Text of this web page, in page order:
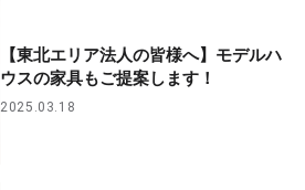
【東北エリア法人の皆様へ】モデルハ
ウスの家具もご提案します！
2025.03.18